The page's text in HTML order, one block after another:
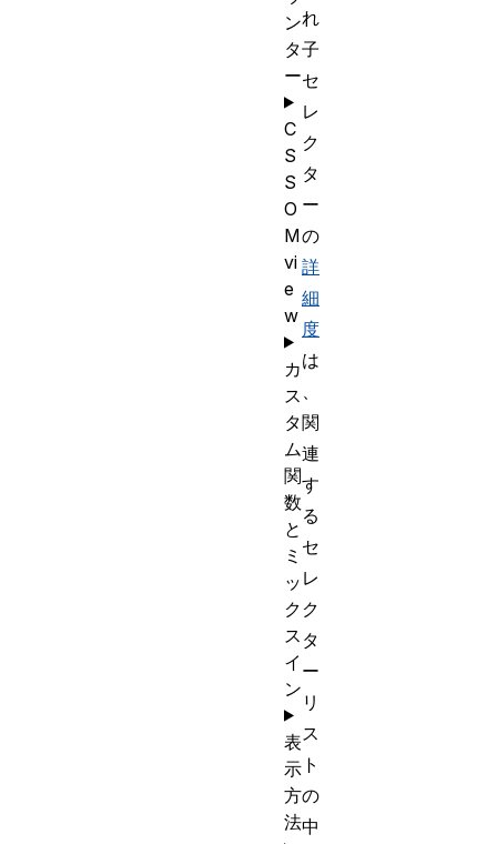
れ
子
セ
レ
ク
タ
ー
の
詳
細
度
は
関
連
す
る
セ
レ
ク
タ
ー
リ
ス
ト
の
中
ン
タ
ー
C
S
S
O
M
vi
e
w
カ
ス
タ
ム
関
数
と
ミ
ッ
ク
ス
イ
ン
表
示
方
法